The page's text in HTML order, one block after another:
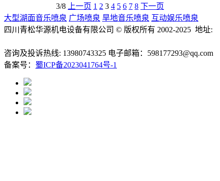
3/8
上一页 1 2 3 4 5 6 7 8 下一页
大型湖面音乐喷泉 广场喷泉 旱地音乐喷泉 互动娱乐喷泉
四川青松华源机电设备有限公司 © 版权所有 2002-2025 地址:
咨询及投诉热线: 13980743325 电子邮箱：598177293@qq.com
备案号： 蜀ICP备2023041764号-1